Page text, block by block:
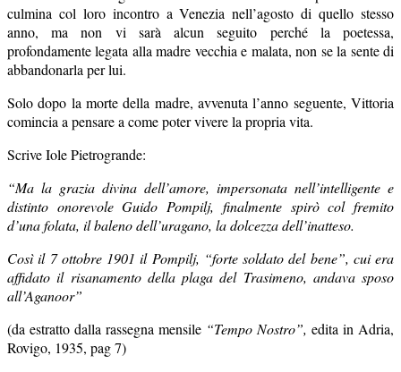
culmina col loro incontro a Venezia nell’agosto di quello stesso
anno, ma non vi sarà alcun seguito perché la poetessa,
profondamente legata alla madre vecchia e malata, non se la sente di
abbandonarla per lui.
Solo dopo la morte della madre, avvenuta l’anno seguente, Vittoria
comincia a pensare a come poter vivere la propria vita.
Scrive Iole Pietrogrande:
“Ma la grazia divina dell’amore, impersonata nell’intelligente e
distinto onorevole Guido Pompilj, finalmente spirò col fremito
d’una folata, il baleno dell’uragano, la dolcezza dell’inatteso.
Così il 7 ottobre 1901 il Pompilj, “forte soldato del bene”, cui era
affidato il risanamento della plaga del Trasimeno, andava sposo
all’Aganoor”
(da estratto dalla rassegna mensile “Tempo Nostro”, edita in Adria,
Rovigo, 1935, pag 7)